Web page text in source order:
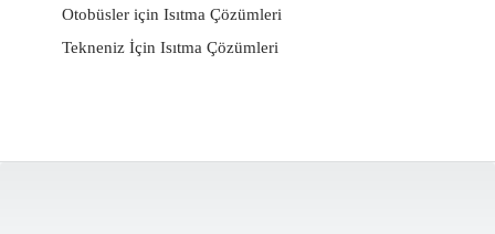
Otobüsler için Isıtma Çözümleri
Tekneniz İçin Isıtma Çözümleri